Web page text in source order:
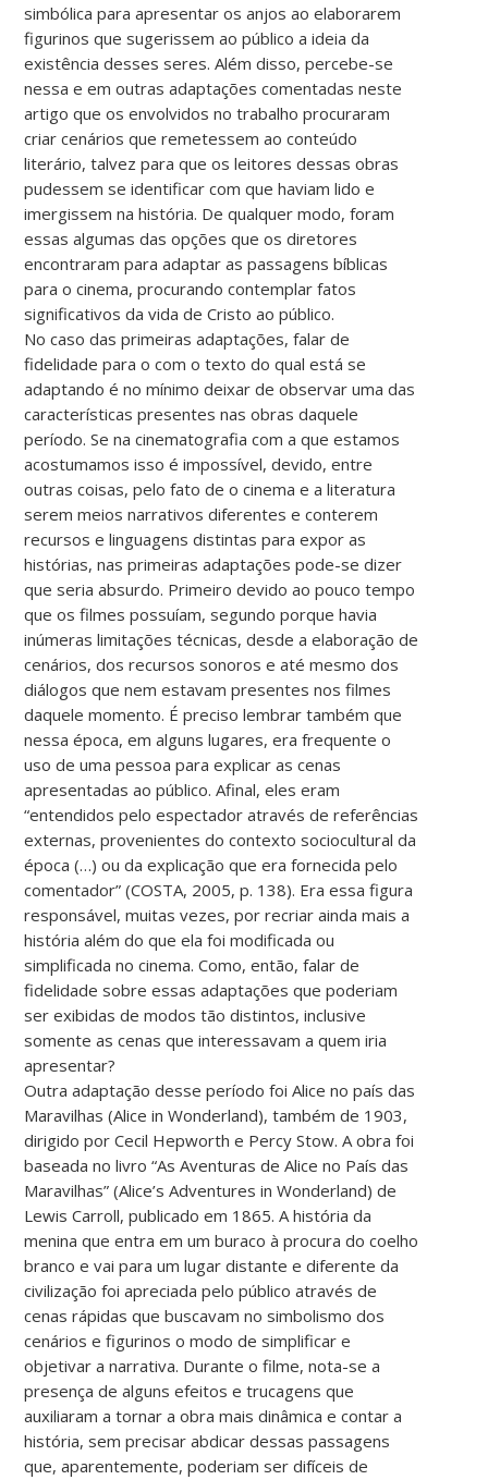
simbólica para apresentar os anjos ao elaborarem
figurinos que sugerissem ao público a ideia da
existência desses seres. Além disso, percebe-se
nessa e em outras adaptações comentadas neste
artigo que os envolvidos no trabalho procuraram
criar cenários que remetessem ao conteúdo
literário, talvez para que os leitores dessas obras
pudessem se identificar com que haviam lido e
imergissem na história. De qualquer modo, foram
essas algumas das opções que os diretores
encontraram para adaptar as passagens bíblicas
para o cinema, procurando contemplar fatos
significativos da vida de Cristo ao público.
No caso das primeiras adaptações, falar de
fidelidade para o com o texto do qual está se
adaptando é no mínimo deixar de observar uma das
características presentes nas obras daquele
período. Se na cinematografia com a que estamos
acostumamos isso é impossível, devido, entre
outras coisas, pelo fato de o cinema e a literatura
serem meios narrativos diferentes e conterem
recursos e linguagens distintas para expor as
histórias, nas primeiras adaptações pode-se dizer
que seria absurdo. Primeiro devido ao pouco tempo
que os filmes possuíam, segundo porque havia
inúmeras limitações técnicas, desde a elaboração de
cenários, dos recursos sonoros e até mesmo dos
diálogos que nem estavam presentes nos filmes
daquele momento. É preciso lembrar também que
nessa época, em alguns lugares, era frequente o
uso de uma pessoa para explicar as cenas
apresentadas ao público. Afinal, eles eram
“entendidos pelo espectador através de referências
externas, provenientes do contexto sociocultural da
época (…) ou da explicação que era fornecida pelo
comentador” (COSTA, 2005, p. 138). Era essa figura
responsável, muitas vezes, por recriar ainda mais a
história além do que ela foi modificada ou
simplificada no cinema. Como, então, falar de
fidelidade sobre essas adaptações que poderiam
ser exibidas de modos tão distintos, inclusive
somente as cenas que interessavam a quem iria
apresentar?
Outra adaptação desse período foi Alice no país das
Maravilhas (Alice in Wonderland), também de 1903,
dirigido por Cecil Hepworth e Percy Stow. A obra foi
baseada no livro “As Aventuras de Alice no País das
Maravilhas” (Alice’s Adventures in Wonderland) de
Lewis Carroll, publicado em 1865. A história da
menina que entra em um buraco à procura do coelho
branco e vai para um lugar distante e diferente da
civilização foi apreciada pelo público através de
cenas rápidas que buscavam no simbolismo dos
cenários e figurinos o modo de simplificar e
objetivar a narrativa. Durante o filme, nota-se a
presença de alguns efeitos e trucagens que
auxiliaram a tornar a obra mais dinâmica e contar a
história, sem precisar abdicar dessas passagens
que, aparentemente, poderiam ser difíceis de